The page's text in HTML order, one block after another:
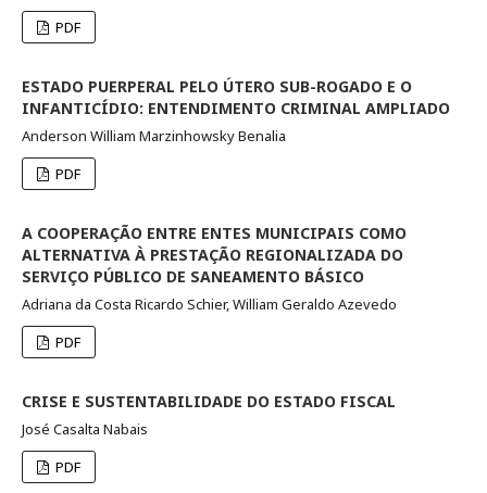
PDF
ESTADO PUERPERAL PELO ÚTERO SUB-ROGADO E O
INFANTICÍDIO: ENTENDIMENTO CRIMINAL AMPLIADO
Anderson William Marzinhowsky Benalia
PDF
A COOPERAÇÃO ENTRE ENTES MUNICIPAIS COMO
ALTERNATIVA À PRESTAÇÃO REGIONALIZADA DO
SERVIÇO PÚBLICO DE SANEAMENTO BÁSICO
Adriana da Costa Ricardo Schier, William Geraldo Azevedo
PDF
CRISE E SUSTENTABILIDADE DO ESTADO FISCAL
José Casalta Nabais
PDF